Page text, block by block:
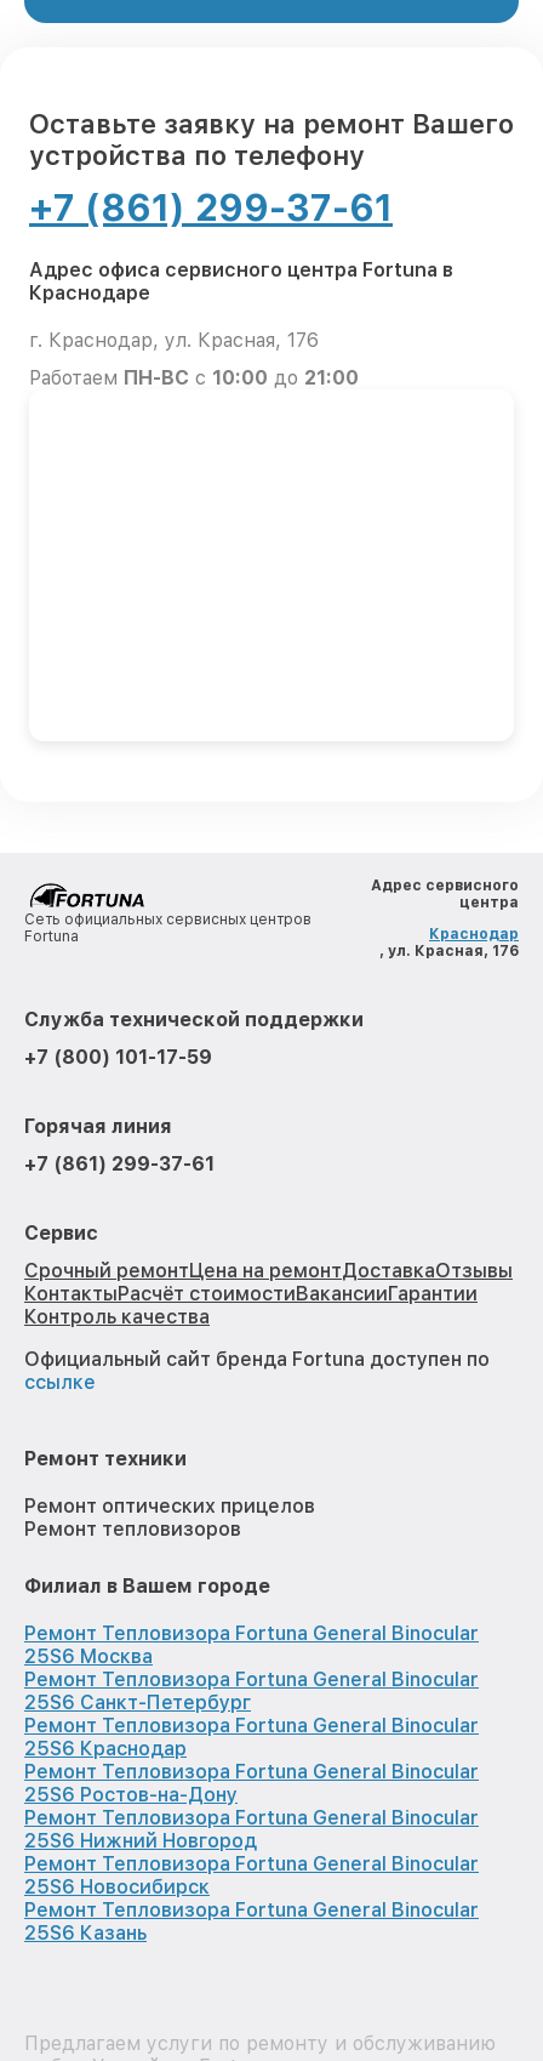
Оставьте заявку на ремонт Вашего
устройства по телефону
+7 (861) 299-37-61
Адрес офиса сервисного центра Fortuna в
Краснодаре
г. Краснодар, ул. Красная, 176
Работаем ПН-ВС с 10:00 до 21:00
Сеть официальных сервисных центров
Fortuna
Адрес сервисного
центра
Краснодар
, ул. Красная, 176
Служба технической поддержки
+7 (800) 101-17-59
Горячая линия
+7 (861) 299-37-61
Сервис
Срочный ремонтЦена на ремонтДоставкаОтзывы
КонтактыРасчёт стоимостиВакансииГарантии
Контроль качества
Официальный сайт бренда Fortuna доступен по
ссылке
Ремонт техники
Ремонт оптических прицелов
Ремонт тепловизоров
Филиал в Вашем городе
Ремонт Тепловизора Fortuna General Binocular
25S6 Москва
Ремонт Тепловизора Fortuna General Binocular
25S6 Санкт-Петербург
Ремонт Тепловизора Fortuna General Binocular
25S6 Краснодар
Ремонт Тепловизора Fortuna General Binocular
25S6 Ростов-на-Дону
Ремонт Тепловизора Fortuna General Binocular
25S6 Нижний Новгород
Ремонт Тепловизора Fortuna General Binocular
25S6 Новосибирск
Ремонт Тепловизора Fortuna General Binocular
25S6 Казань
Предлагаем услуги по ремонту и обслуживанию